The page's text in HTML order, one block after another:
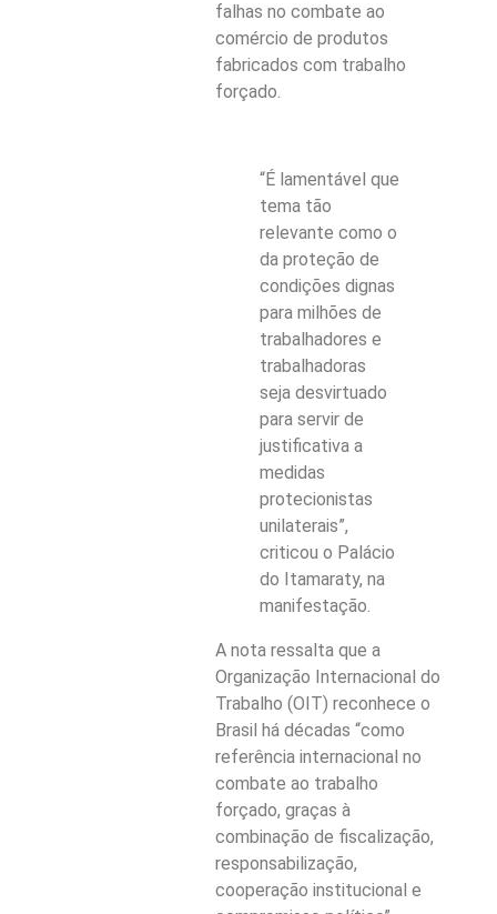
falhas no combate ao
comércio de produtos
fabricados com trabalho
forçado.
“É lamentável que
tema tão
relevante como o
da proteção de
condições dignas
para milhões de
trabalhadores e
trabalhadoras
seja desvirtuado
para servir de
justificativa a
medidas
protecionistas
unilaterais”,
criticou o Palácio
do Itamaraty, na
manifestação.
A nota ressalta que a
Organização Internacional do
Trabalho (OIT) reconhece o
Brasil há décadas “como
referência internacional no
combate ao trabalho
forçado, graças à
combinação de fiscalização,
responsabilização,
cooperação institucional e